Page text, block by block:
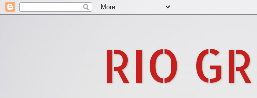
RIO